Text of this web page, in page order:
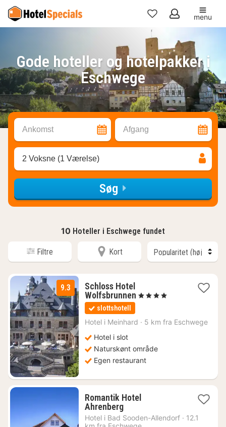
Mine
favoritter
menu
Gode hoteller og hotelpakker i
Eschwege
Ankomst Afgang
2 Voksne (1 Værelse)
Søg
10 Hoteller i Eschwege fundet
Filtre Kort
9.3
Schloss Hotel
Wolfsbrunnen 1
1488
, 4 Stjerner
slottshotell
Hotel i Meinhard · 5 km fra Eschwege
Hotel i slot
Naturskønt område
Egen restaurant
Romantik Hotel
Ahrenberg1
nat
fra
Hotel i Bad Sooden-Allendorf · 12.1